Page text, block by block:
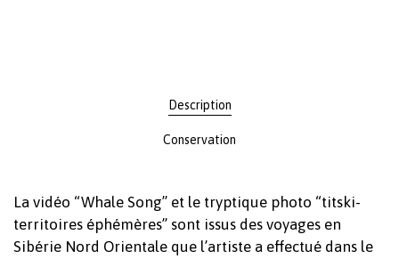
Description
Conservation
La vidéo “Whale Song” et le tryptique photo “titski-
territoires éphémères” sont issus des voyages en
Sibérie Nord Orientale que l’artiste a effectué dans le